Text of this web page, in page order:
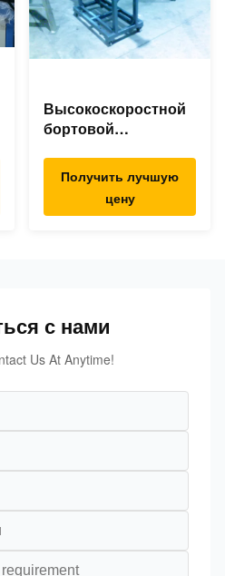
Высокоскоростной
бортовой
фидера для сажи
талька ТиО2 Силька
КаКо3.
Получить лучшую
цену
с нами
Us At Anytime!